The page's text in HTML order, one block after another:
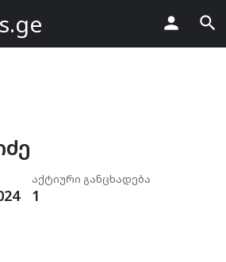
აქტიური განცხადება
1